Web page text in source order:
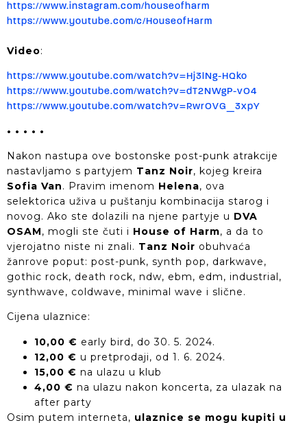
https://www.instagram.com/houseofharm
https://www.youtube.com/c/HouseofHarm
Video:
https://www.youtube.com/watch?v=Hj3lNg-HQko
https://www.youtube.com/watch?v=dT2NWgP-vO4
https://www.youtube.com/watch?v=RwrOVG_3xpY
• • • • •
Nakon nastupa ove bostonske post-punk atrakcije
nastavljamo s partyjem Tanz Noir, kojeg kreira
Sofia Van. Pravim imenom Helena, ova
selektorica uživa u puštanju kombinacija starog i
novog. Ako ste dolazili na njene partyje u DVA
OSAM, mogli ste čuti i House of Harm, a da to
vjerojatno niste ni znali. Tanz Noir obuhvaća
žanrove poput: post-punk, synth pop, darkwave,
gothic rock, death rock, ndw, ebm, edm, industrial,
synthwave, coldwave, minimal wave i slične.
Cijena ulaznice:
10,00 € early bird, do 30. 5. 2024.
12,00 € u pretprodaji, od 1. 6. 2024.
15,00 € na ulazu u klub
4,00 € na ulazu nakon koncerta, za ulazak na
after party
Osim putem interneta, ulaznice se mogu kupiti u